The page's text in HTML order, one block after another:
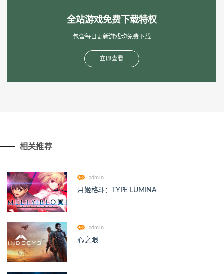
全站游戏免费下载特权
包含每日更新游戏均免费下载
立即查看
相关推荐
admin
月姬格斗：TYPE LUMINA
admin
心之眼